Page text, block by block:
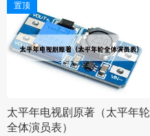
置顶
太平年电视剧原著（太平年轮
全体演员表）